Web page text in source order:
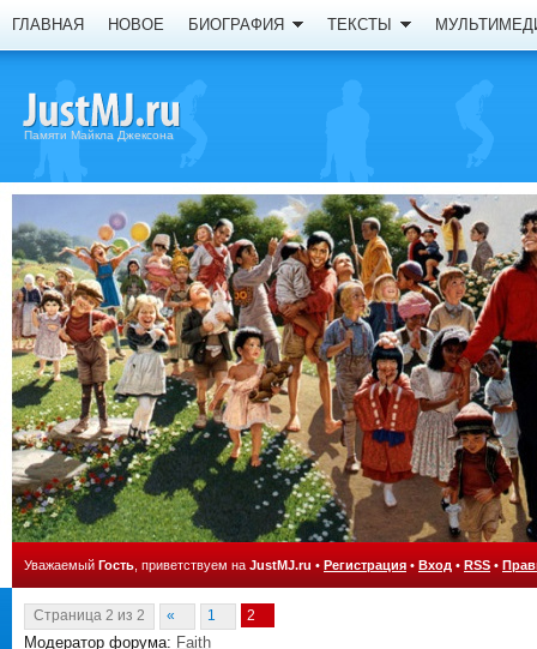
ГЛАВНАЯ НОВОЕ БИОГРАФИЯ ТЕКСТЫ
Памяти Майкла Джексона
Уважаемый Гость , приветствуем на JustMJ.ru • Регистрация • Вход • RSS •
Страница 2 из 2 « 1 2
Модератор форума: Faith